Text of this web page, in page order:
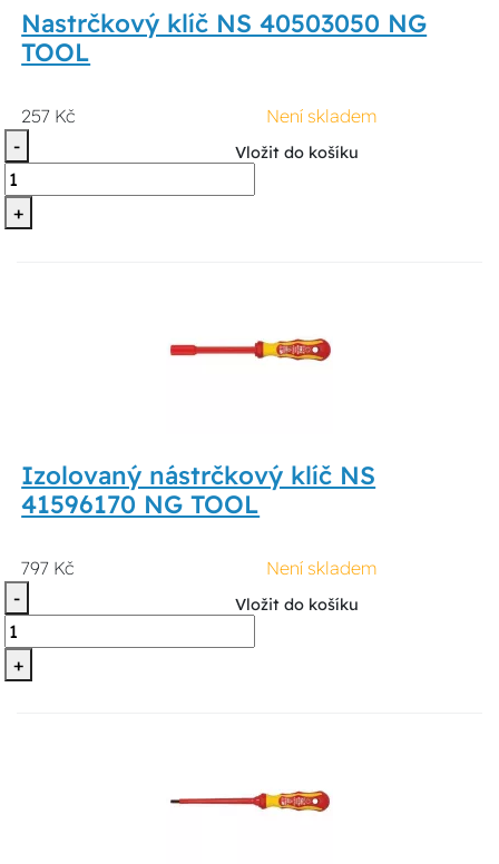
Nastrčkový klíč NS 40503050 NG
TOOL
257 Kč
Není skladem
-
+
Vložit do košíku
Izolovaný nástrčkový klíč NS
41596170 NG TOOL
797 Kč
Není skladem
-
+
Vložit do košíku